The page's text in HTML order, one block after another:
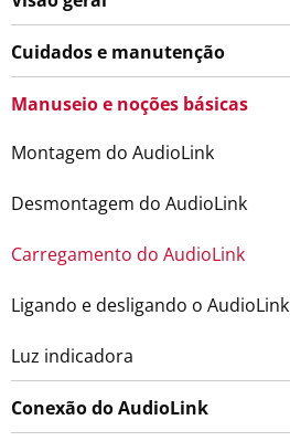
Cuidados e manutenção
Manuseio e noções básicas
Montagem do AudioLink
Desmontagem do AudioLink
Carregamento do AudioLink
Ligando e desligando o AudioLink
Luz indicadora
Conexão do AudioLink